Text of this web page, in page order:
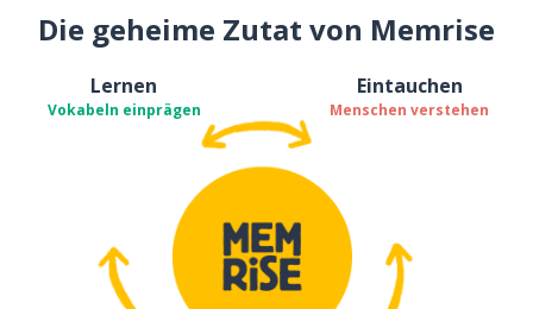
Die geheime Zutat von Memrise
Lernen
Vokabeln einprägen
Eintauchen
Menschen verstehen